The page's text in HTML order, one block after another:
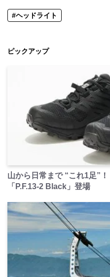
#ヘッドライト
ピックアップ
山から日常まで “これ1足”
「P.F.13-2 Black」登場